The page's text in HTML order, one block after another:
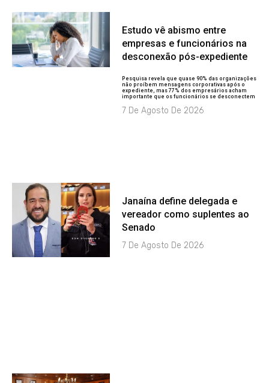
Estudo vê abismo entre
empresas e funcionários na
desconexão pós-expediente
Pesquisa revela que quase 90% das organizações
não proíbem mensagens corporativas após o
expediente, mas 77% dos empresários acham
importante que os funcionários se desconectem
7 De Agosto De 2026
Janaína define delegada e
vereador como suplentes ao
Senado
7 De Agosto De 2026